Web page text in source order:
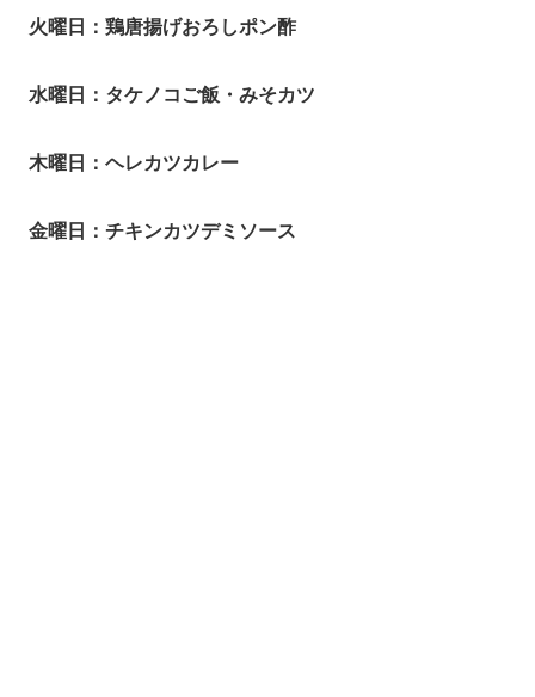
火曜日：鶏唐揚げおろしポン酢
水曜日：タケノコご飯・みそカツ
木曜日：ヘレカツカレー
金曜日：チキンカツデミソース